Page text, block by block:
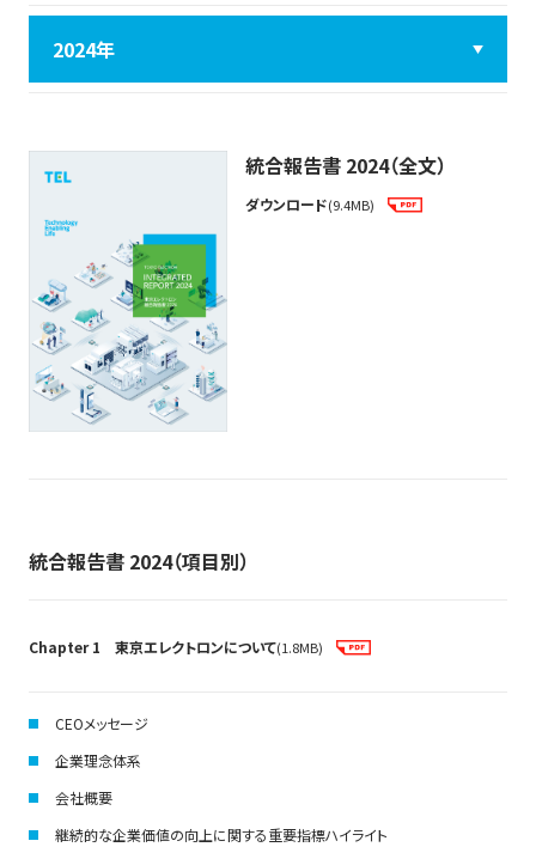
統合報告書 2024（全文）
ダウンロード(9.4MB)
統合報告書 2024（項目別）
Chapter 1 東京エレクトロンについて(1.8MB)
CEOメッセージ
企業理念体系
会社概要
継続的な企業価値の向上に関する重要指標ハイライト